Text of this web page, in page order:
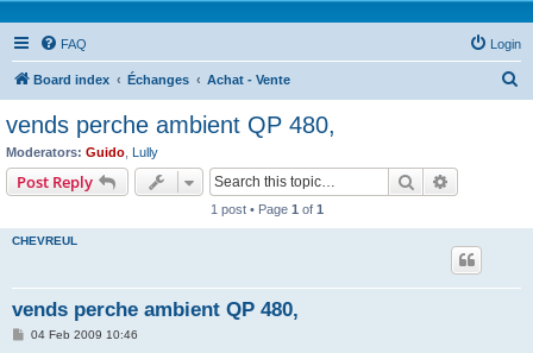
FAQ Login
Board index Échanges Achat - Vente
vends perche ambient QP 480,
Moderators: Guido Lully
Post Reply Search
1 post • Page 1 of 1
CHEVREUL
vends perche ambient QP 480,
P04 Feb 2009 10:46